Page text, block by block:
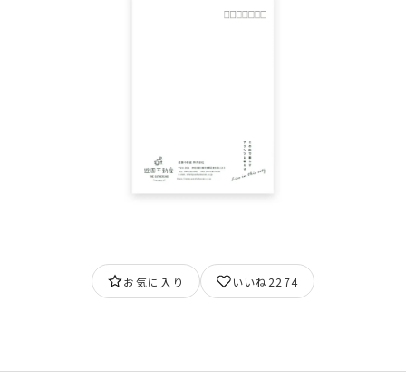
お気に入り いいね 2274